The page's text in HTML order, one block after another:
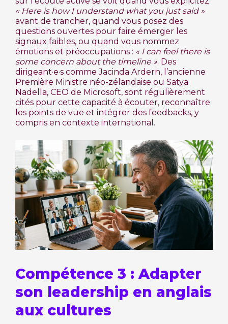
« Here is how I understand what you just said »
avant de trancher, quand vous posez des
questions ouvertes pour faire émerger les
signaux faibles, ou quand vous nommez
émotions et préoccupations : « I can feel there is
some concern about the timeline ». Des
dirigeant·e·s comme Jacinda Ardern, l’ancienne
Première Ministre néo-zélandaise ou Satya
Nadella, CEO de Microsoft, sont régulièrement
cités pour cette capacité à écouter, reconnaître
les points de vue et intégrer des feedbacks, y
compris en contexte international.
Compétence 3 : Adapter
son leadership en anglais
aux cultures